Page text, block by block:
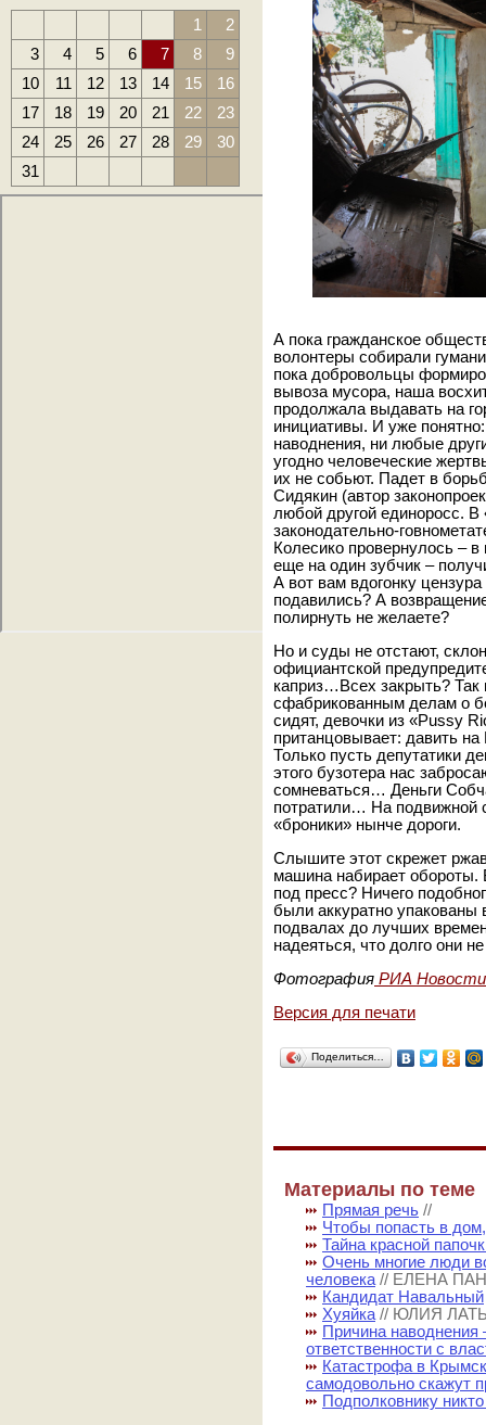
1
2
3
4 5 6 7 8
9
10
11 12 13 14 15
16
17
18 19 20 21 22
23
24
25 26 27 28 29
30
31
А пока гражданское
волонтеры собирали
пока добровольцы
вывоза мусора, наша
продолжала выдавать на
инициативы. И уже
наводнения, ни любые
угодно человеческие
их не собьют. Падет в
Сидякин (автор
любой другой единоросс.
законодательно-
Колесико провернулось – в
еще на один зубчик –
А вот вам вдогонку
подавились? А
полирнуть не желаете?
Но и суды не отстают,
официантской
каприз…Всех закрыть?
сфабрикованным делам о
сидят, девочки из «Pussy
пританцовывает: давить
Только пусть депутатики
этого бузотера нас
сомневаться… Деньги
потратили… На подвижной
«броники» нынче дороги.
Слышите этот скрежет
машина набирает
под пресс? Ничего
были аккуратно упакованы
подвалах до лучших
надеяться, что долго они
Фотография РИА Новости
Версия для печати
Поделиться…
Материалы по теме
Прямая речь //
Чтобы попасть в
Тайна красной
Очень многие люди
человека // ЕЛЕНА
Кандидат Навальный
Хуяйка // ЮЛИЯ
Причина
ответственности с
Катастрофа в
самодовольно скажут
Подполковнику